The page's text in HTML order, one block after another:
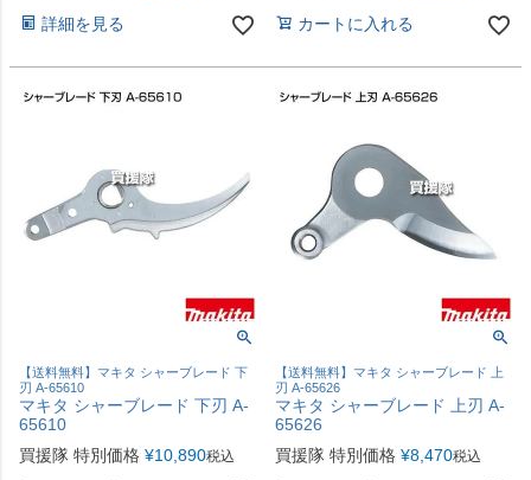
詳細を見る カートに入れる
【送料無料】マキタ シャーブレード 下
刃 A-65610
マキタ シャーブレード 下刃 A-
65610
買援隊 特別価格 ¥10,890税込
【送料無料】マキタ シャーブレード 上
刃 A-65626
マキタ シャーブレード 上刃 A-
65626
買援隊 特別価格 ¥8,470税込